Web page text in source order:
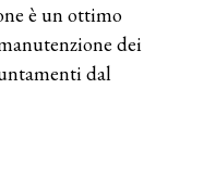
è un ottimo
dei
dal